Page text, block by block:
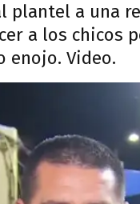
plantel a una
a los chicos
enojo. Video.